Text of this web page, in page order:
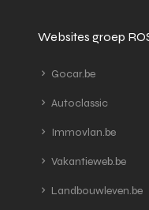
Websites groep
Gocar.be
Autoclassic
Immovlan.be
Vakantieweb.be
Landbouwleven.be